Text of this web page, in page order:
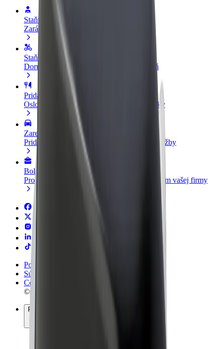
Staňte sa vodičom
Zarábajte podľa vlastných pravidiel
Staňte sa kuriérom
Doručujte jedlo a zarábajte si každý týždeň
Pridajte reštauráciu
Oslovte viac zákazníkov a zvýšte svoje zisky
Zaregistrujte sa ako flotilový partner
Pridajte svoju flotilu k Boltu a zvýšte svoje tržby
Bolt for Business
Produkty a služby Bolt prispôsobené potrebám vašej firmy
Podmienky používania
Súkromie
Cookies
© 2026 Bolt Technology OÜ
Produkty